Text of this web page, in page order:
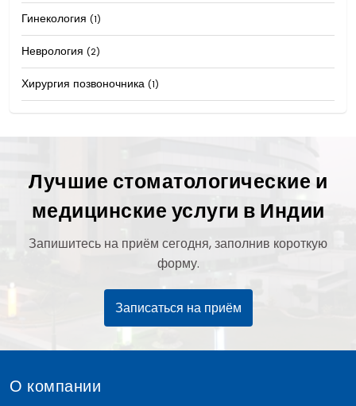
Гинекология (1)
Неврология (2)
Хирургия позвоночника (1)
Лучшие стоматологические и
медицинские услуги в Индии
Запишитесь на приём сегодня, заполнив короткую
форму.
Записаться на приём
О компании